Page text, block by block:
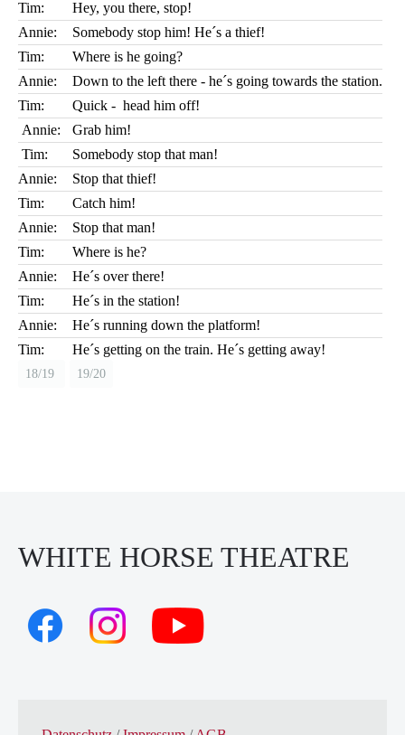
Tim:
Hey, you there, stop!
Annie:
Somebody stop him! He´s a thief!
Tim:
Where is he going?
Annie:
Down to the left there - he´s going towards the station.
Tim:
Quick - head him off!
Annie:
Grab him!
Tim:
Somebody stop that man!
Annie:
Stop that thief!
Tim:
Catch him!
Annie:
Stop that man!
Tim:
Where is he?
Annie:
He´s over there!
Tim:
He´s in the station!
Annie:
He´s running down the platform!
Tim:
He´s getting on the train. He´s getting away!
18/19 19/20
WHITE HORSE THEATRE